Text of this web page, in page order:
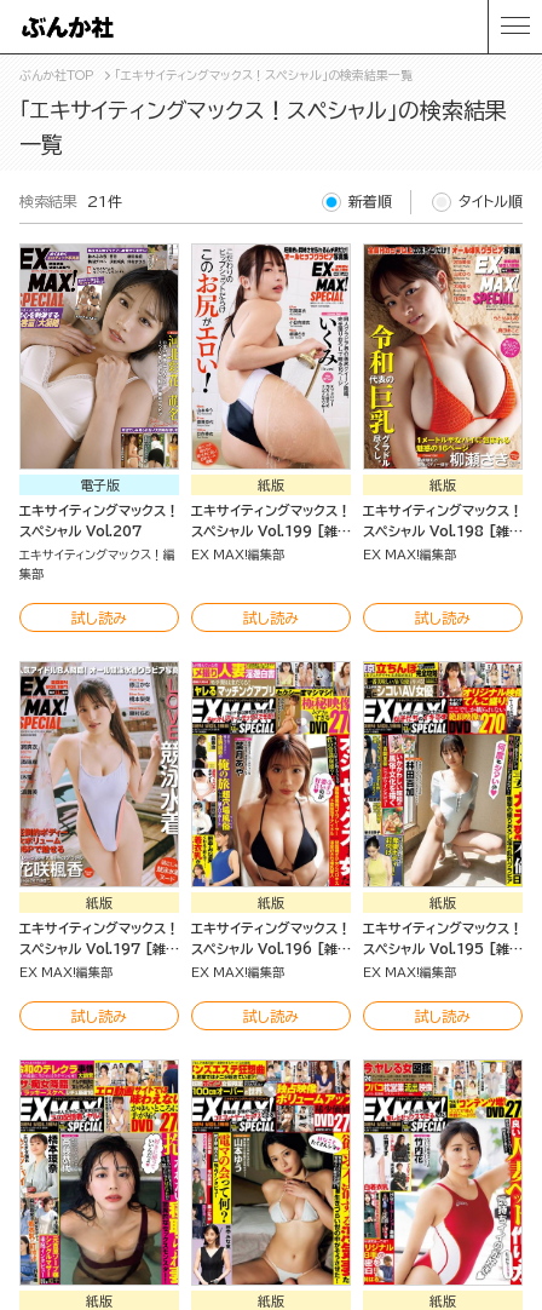
ぶんか社TOP 「エキサイティングマックス！スペシャル」の検索結果一覧
「エキサイティングマックス！スペシャル」の検索結果
一覧
検索結果 21件 新着順 タイトル順
電子版
エキサイティングマックス！
スペシャル Vol.207
エキサイティングマックス！編
集部
試し読み
紙版
エキサイティングマックス！
スペシャル Vol.199 [雑
誌]
EX MAX!編集部
試し読み
紙版
エキサイティングマックス！
スペシャル Vol.198 [雑
誌]
EX MAX!編集部
試し読み
紙版
エキサイティングマックス！
スペシャル Vol.197 [雑
誌]
EX MAX!編集部
試し読み
紙版
エキサイティングマックス！
スペシャル Vol.196 [雑
誌]
EX MAX!編集部
試し読み
紙版
エキサイティングマックス！
スペシャル Vol.195 [雑
誌]
EX MAX!編集部
試し読み
紙版
紙版
紙版